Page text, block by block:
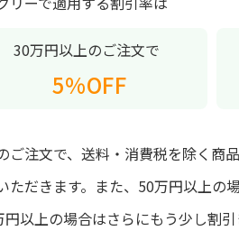
30万円以上のご注文で
5%OFF
ご注文で、送料・消費税を除く商
ただきます。また、50万円以上の
円以上の場合はさらにもう少し割引